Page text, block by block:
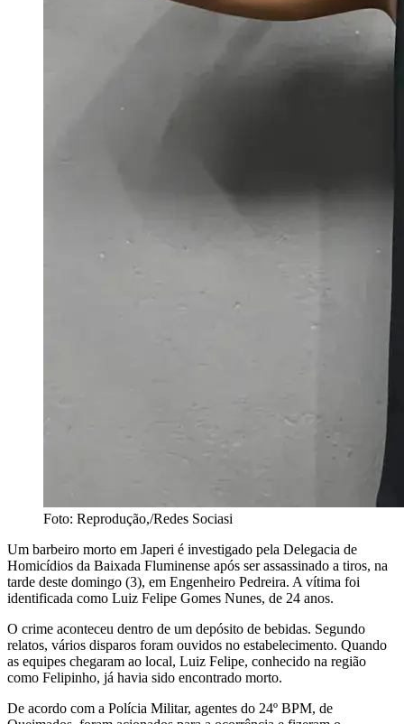
Foto: Reprodução,/Redes Sociasi
Um barbeiro morto em Japeri é investigado pela Delegacia de
Homicídios da Baixada Fluminense após ser assassinado a tiros, na
tarde deste domingo (3), em Engenheiro Pedreira. A vítima foi
identificada como Luiz Felipe Gomes Nunes, de 24 anos.
O crime aconteceu dentro de um depósito de bebidas. Segundo
relatos, vários disparos foram ouvidos no estabelecimento. Quando
as equipes chegaram ao local, Luiz Felipe, conhecido na região
como Felipinho, já havia sido encontrado morto.
De acordo com a Polícia Militar, agentes do 24º BPM, de